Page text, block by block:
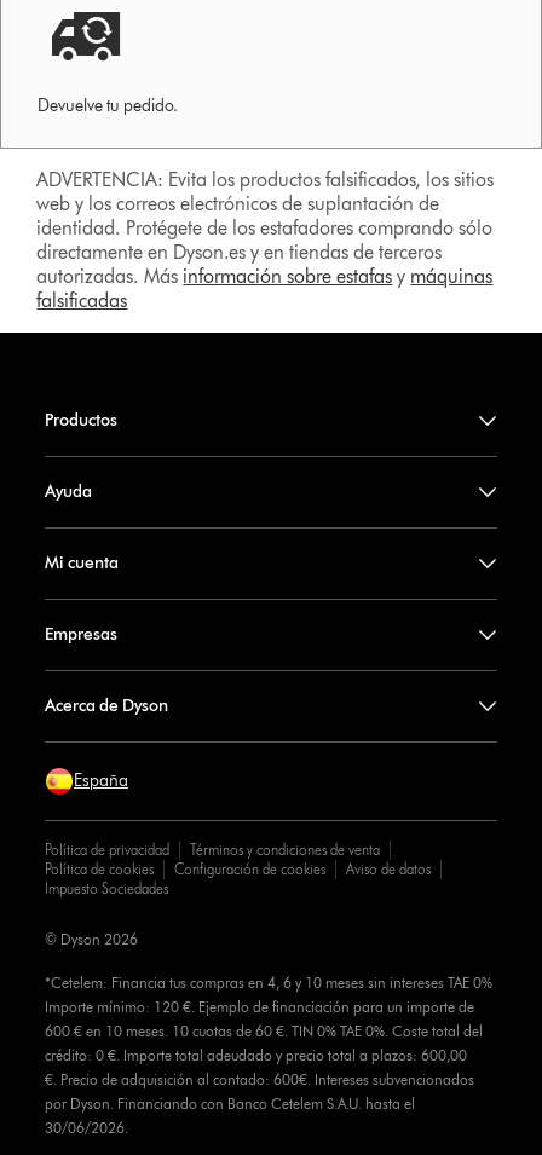
Devuelve tu pedido.
ADVERTENCIA: Evita los productos falsificados, los sitios
web y los correos electrónicos de suplantación de
identidad. Protégete de los estafadores comprando sólo
directamente en Dyson.es y en tiendas de terceros
autorizadas. Más información sobre estafas y máquinas
falsificadas
Productos
Ayuda
Mi cuenta
Empresas
Acerca de Dyson
España
Política de privacidad
Términos y condiciones de venta
Política de cookies
Configuración de cookies
Aviso de datos
Impuesto Sociedades
*Cetelem: Financia tus compras en 4, 6 y 10 meses sin intereses TAE 0%
Importe mínimo: 120 €. Ejemplo de financiación para un importe de
600 € en 10 meses. 10 cuotas de 60 €. TIN 0% TAE 0%. Coste total del
crédito: 0 €. Importe total adeudado y precio total a plazos: 600,00
€. Precio de adquisición al contado: 600€. Intereses subvencionados
por Dyson. Financiando con Banco Cetelem S.A.U. hasta el
30/06/2026.
© Dyson 2026